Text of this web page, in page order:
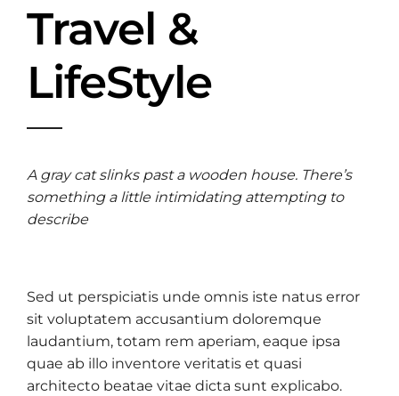
Travel &
LifeStyle
A gray cat slinks past a wooden house. There’s
something a little intimidating attempting to
describe
Sed ut perspiciatis unde omnis iste natus error
sit voluptatem accusantium doloremque
laudantium, totam rem aperiam, eaque ipsa
quae ab illo inventore veritatis et quasi
architecto beatae vitae dicta sunt explicabo.